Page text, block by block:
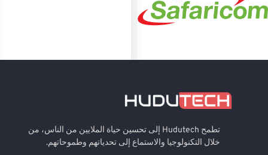
تطمح Hudutech إلى تحسين حياة الملايين من الناس، من
خلال التكنولوجيا والاستماع إلى تحدياتهم وطموحاتهم.